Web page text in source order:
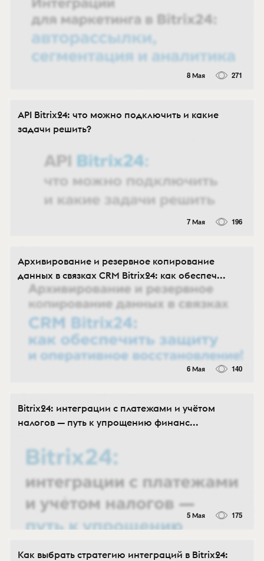
8 Мая 271
API Bitrix24: что можно подключить и какие
задачи решить?
7 Мая 196
Архивирование и резервное копирование
данных в связках CRM Bitrix24: как обеспеч...
6 Мая 140
Bitrix24: интеграции с платежами и учётом
налогов — путь к упрощению финанс...
5 Мая 175
Как выбрать стратегию интеграций в Bitrix24: